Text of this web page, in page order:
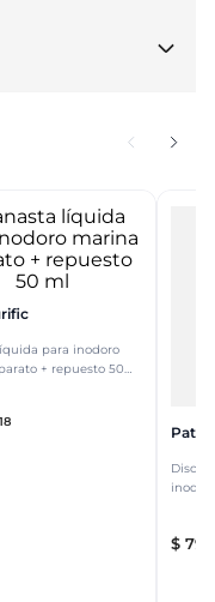
para inodoro
+ repuesto 50
18
Pato
Discos
$